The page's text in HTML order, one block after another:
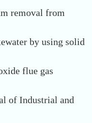
removal from
by using solid
flue gas
of Industrial and